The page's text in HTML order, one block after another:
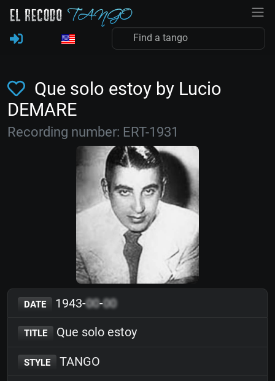
Que solo estoy by Lucio
DEMARE
Recording number: ERT-1931
DATE 1943-00-00
TITLE Que solo estoy
STYLE TANGO